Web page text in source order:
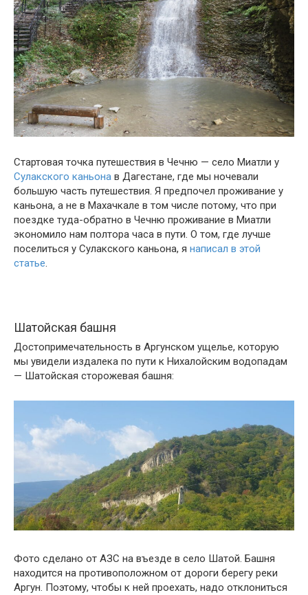
Стартовая точка путешествия в Чечню — село Миатли у
Сулакского каньона в Дагестане, где мы ночевали
большую часть путешествия. Я предпочел проживание у
каньона, а не в Махачкале в том числе потому, что при
поездке туда-обратно в Чечню проживание в Миатли
экономило нам полтора часа в пути. О том, где лучше
поселиться у Сулакского каньона, я написал в этой
статье.
Шатойская башня
Достопримечательность в Аргунском ущелье, которую
мы увидели издалека по пути к Нихалойским водопадам
— Шатойская сторожевая башня:
Фото сделано от АЗС на въезде в село Шатой. Башня
находится на противоположном от дороги берегу реки
Аргун. Поэтому, чтобы к ней проехать, надо отклониться